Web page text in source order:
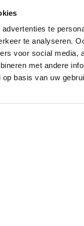
te
te analyseren.
voor social media,
met andere
basis van uw